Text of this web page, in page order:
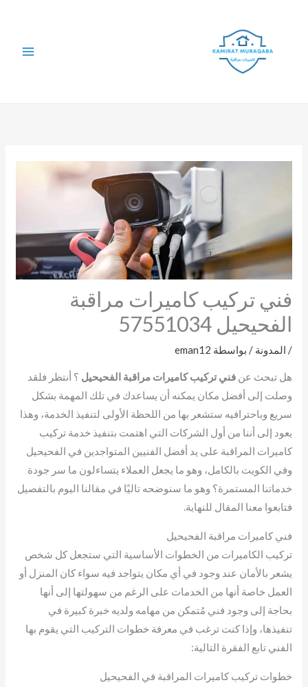
فني تركيب كاميرات مراقبة
الفحيحيل 57551034
/ المدونة / بواسطة eman12
هل تبحث عنفني تركيب كاميرات مراقبة الفحيحيل ؟ أنتظر فلقد
وصلت إلى أفضل مكان يمكنه أن يساعدك في تلك المهمة بشكل
سريع وباحترافيه ستشعر بها من اللحظة الأولى لتنفيذ الخدمة، وهذا
يعود إلى أننا من أول الشركات التي اهتمت بتنفيذ خدمة تركيب
كاميرات المراقبة على يد أفضل الفنيين المتواجدين في الفحيحيل
وفي الكويت بالكامل، وهو ما يجعل العملاء يتساءلون ما سر جودة
خدماتنا المستمرة؟ وهو ما سنوضحه تاليًا في مقالنا اليوم بالتفصيل
فتابعوا معنا المقال للنهاية.
فني كاميرات مراقبة الفحيحيل
تركيب الكاميرات من الخطوات الأساسية التي ستجعل كل شخص
يشعر بالأمان عند وجود في أي مكان يتواجد فيه سواء كان المنزل أو
العمل خاصة أنها من الخدمات على الرغم من سهولتها إلى أنها
بحاجة إلى وجود فني مُتمكن من مهامه ولديه خبرة كبيرة في
تنفيذها، وإذا كنت ترغب في معرفة خطوات التركيب التي يقوم بها
الفني تابع الفقرة التالية:
خطوات تركيب كاميرات المراقبة في الفحيحيل